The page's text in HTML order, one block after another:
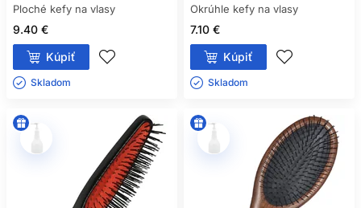
Ploché kefy na vlasy
9.40 €
Kúpiť
Skladom ㅤ
Okrúhle kefy na vlasy
7.10 €
Kúpiť
Skladom ㅤ